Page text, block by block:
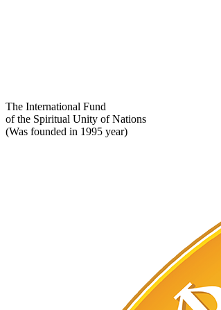
The International Fund
of the Spiritual Unity of Nations
(Was founded in 1995 year)